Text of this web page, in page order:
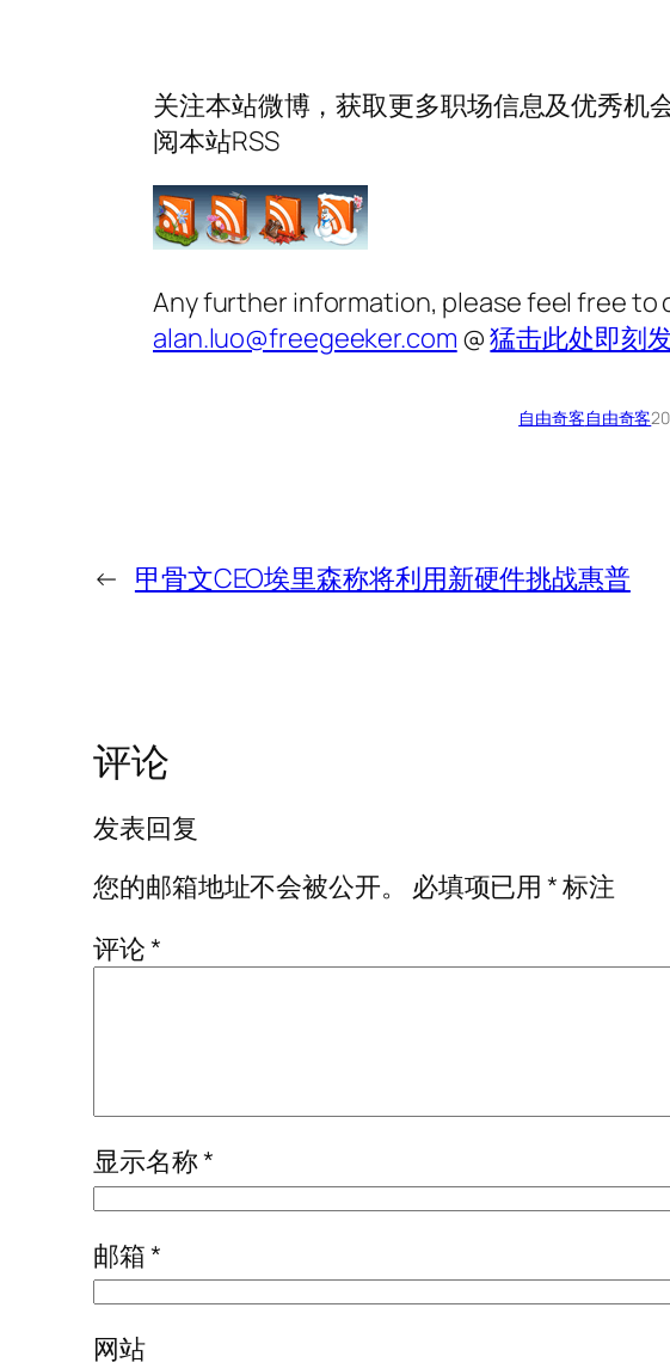
关注本站微博，获取更多职场信息及优秀机
阅本站RSS
Any further information, please feel free to
alan.luo@freegeeker.com @猛击此处即刻
自由奇客自由奇客
← 甲骨文CEO埃里森称将利用新硬件挑战惠普
评论
发表回复
您的邮箱地址不会被公开。
必填项已用*标注
评论*
显示名称*
邮箱*
网站